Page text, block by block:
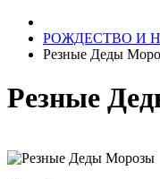
РОЖДЕСТВО И
Резные Деды
Резные